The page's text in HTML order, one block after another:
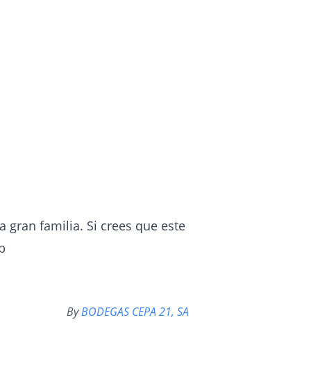
gran familia. Si crees que este
ByBODEGAS CEPA 21, SA